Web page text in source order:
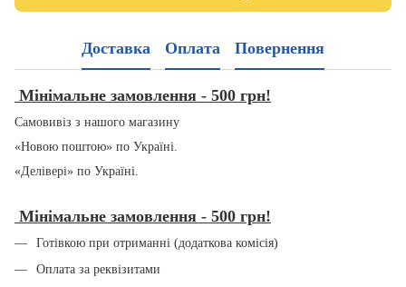
Доставка Оплата Повернення
Мінімальне замовлення - 500 грн!
Самовивіз з нашого магазину
«Новою поштою» по Україні.
«Делівері» по Україні.
Мінімальне замовлення - 500 грн!
Готівкою при отриманні (додаткова комісія)
Оплата за реквізитами